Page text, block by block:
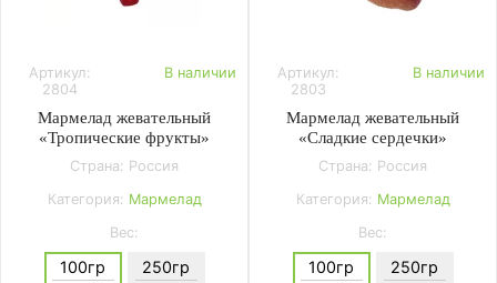
Артикул:
2804
В наличии
Мармелад жевательный
«Тропические фрукты»
Страна: Россия
Категория: Мармелад
Вес:
100гр
250гр
Артикул:
2803
В наличии
Мармелад жевательный
«Сладкие сердечки»
Страна: Россия
Категория: Мармелад
Вес:
100гр
250гр